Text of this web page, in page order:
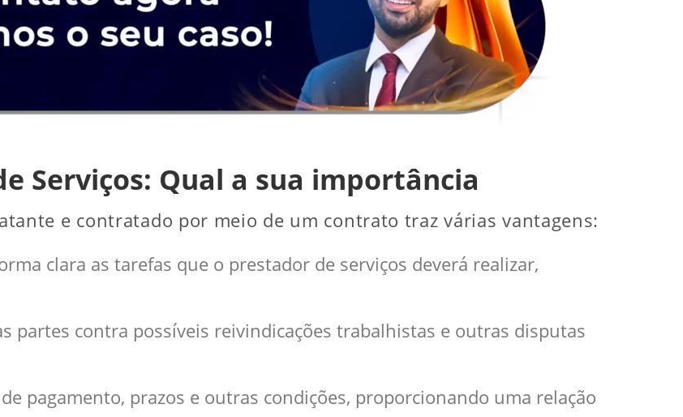
Serviços: Qual a sua importância
e contratado por meio de um contrato traz várias vantagens:
clara as tarefas que o prestador de serviços deverá realizar,
partes contra possíveis reivindicações trabalhistas e outras disputas
pagamento, prazos e outras condições, proporcionando uma relação